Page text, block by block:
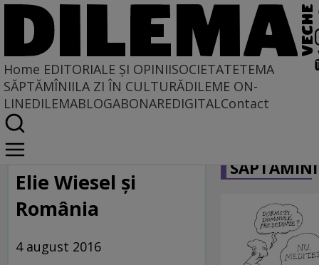
Home EDITORIALE ȘI OPINIISOCIETATETEMA
SĂPTĂMÎNIILA ZI ÎN CULTURĂDILEME ON-
LINEDILEMABLOGABONAREDIGITALContact
Home
Dilematix
Știrile RFI
Elie Wiesel și
România
4 august 2016